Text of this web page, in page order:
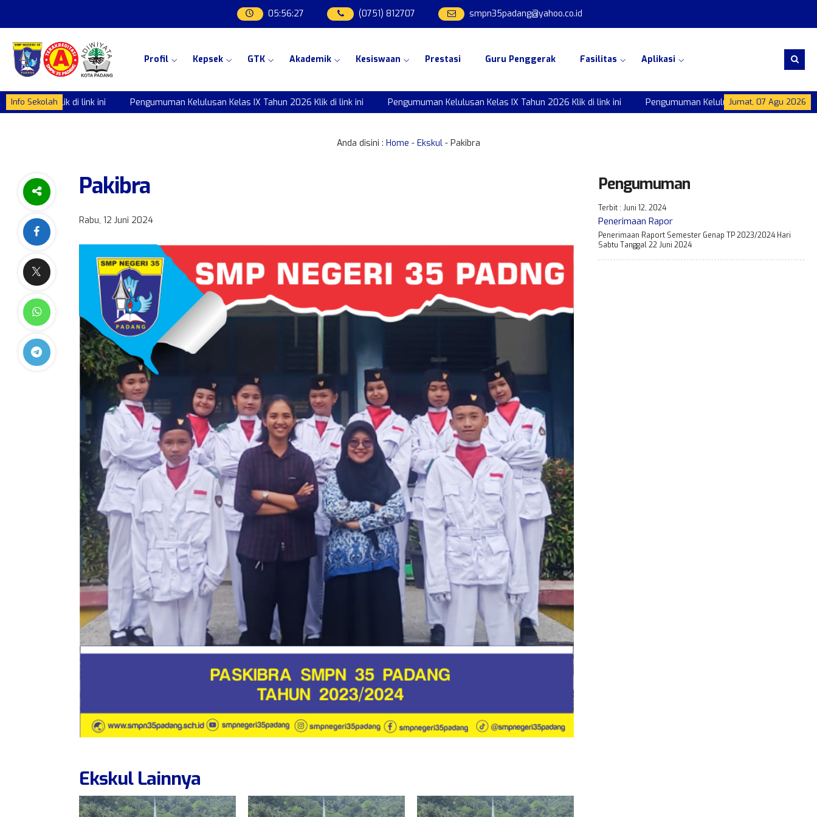
05:56:27 (0751) 812707 smpn35padang@yahoo.co.id
Profil Kepsek GTK Akademik Kesiswaan Prestasi Guru Penggerak Fasilitas Aplikasi
Info Sekolah Jumat, 07 Agu 2026
Klik di link ini Pengumuman Kelulusan Kelas IX Tahun 2026 Klik di link ini Pengumuman Kelulusan Kelas IX Tahun 2026 Klik di link ini Pengumuman Kelulusan Kelas IX Tahun 2026 Klik
Anda disini : Home - Ekskul - Pakibra
Pakibra
Rabu, 12 Juni 2024
Ekskul Lainnya
Pengumuman
Terbit : Juni 12, 2024
Penerimaan Rapor
Penerimaan Raport Semester Genap TP 2023/2024 Hari
Sabtu Tanggal 22 Juni 2024